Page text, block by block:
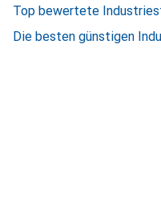
Top bewertete
Die besten günstigen